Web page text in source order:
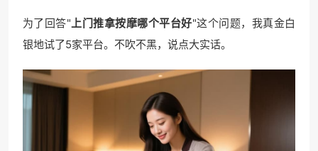
为了回答" 上门推拿按摩哪个平台好"这个问题，我真金白
银地试了5家平台。不吹不黑，说点大实话。